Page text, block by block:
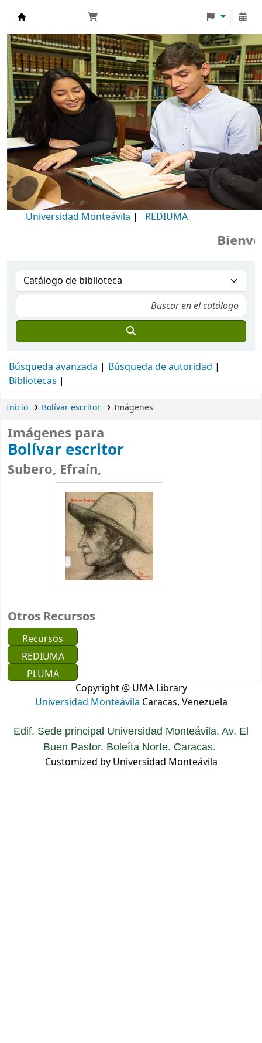
Biblioteca Universidad Monteávila
Universidad Monteávila | REDIUMA
Búsqueda avanzada
Búsqueda de autoridad
Bibliotecas
Inicio Bolívar escritor Imágenes
Otros Recursos
Recursos
REDIUMA
PLUMA
Imágenes para
Bolívar escritor
Subero, Efraín,
Copyright @ UMA Library
Universidad Monteávila Caracas, Venezuela
Edif. Sede principal Universidad Monteávila. Av. El
Buen Pastor. Boleíta Norte. Caracas.
Customized by Universidad Monteávila